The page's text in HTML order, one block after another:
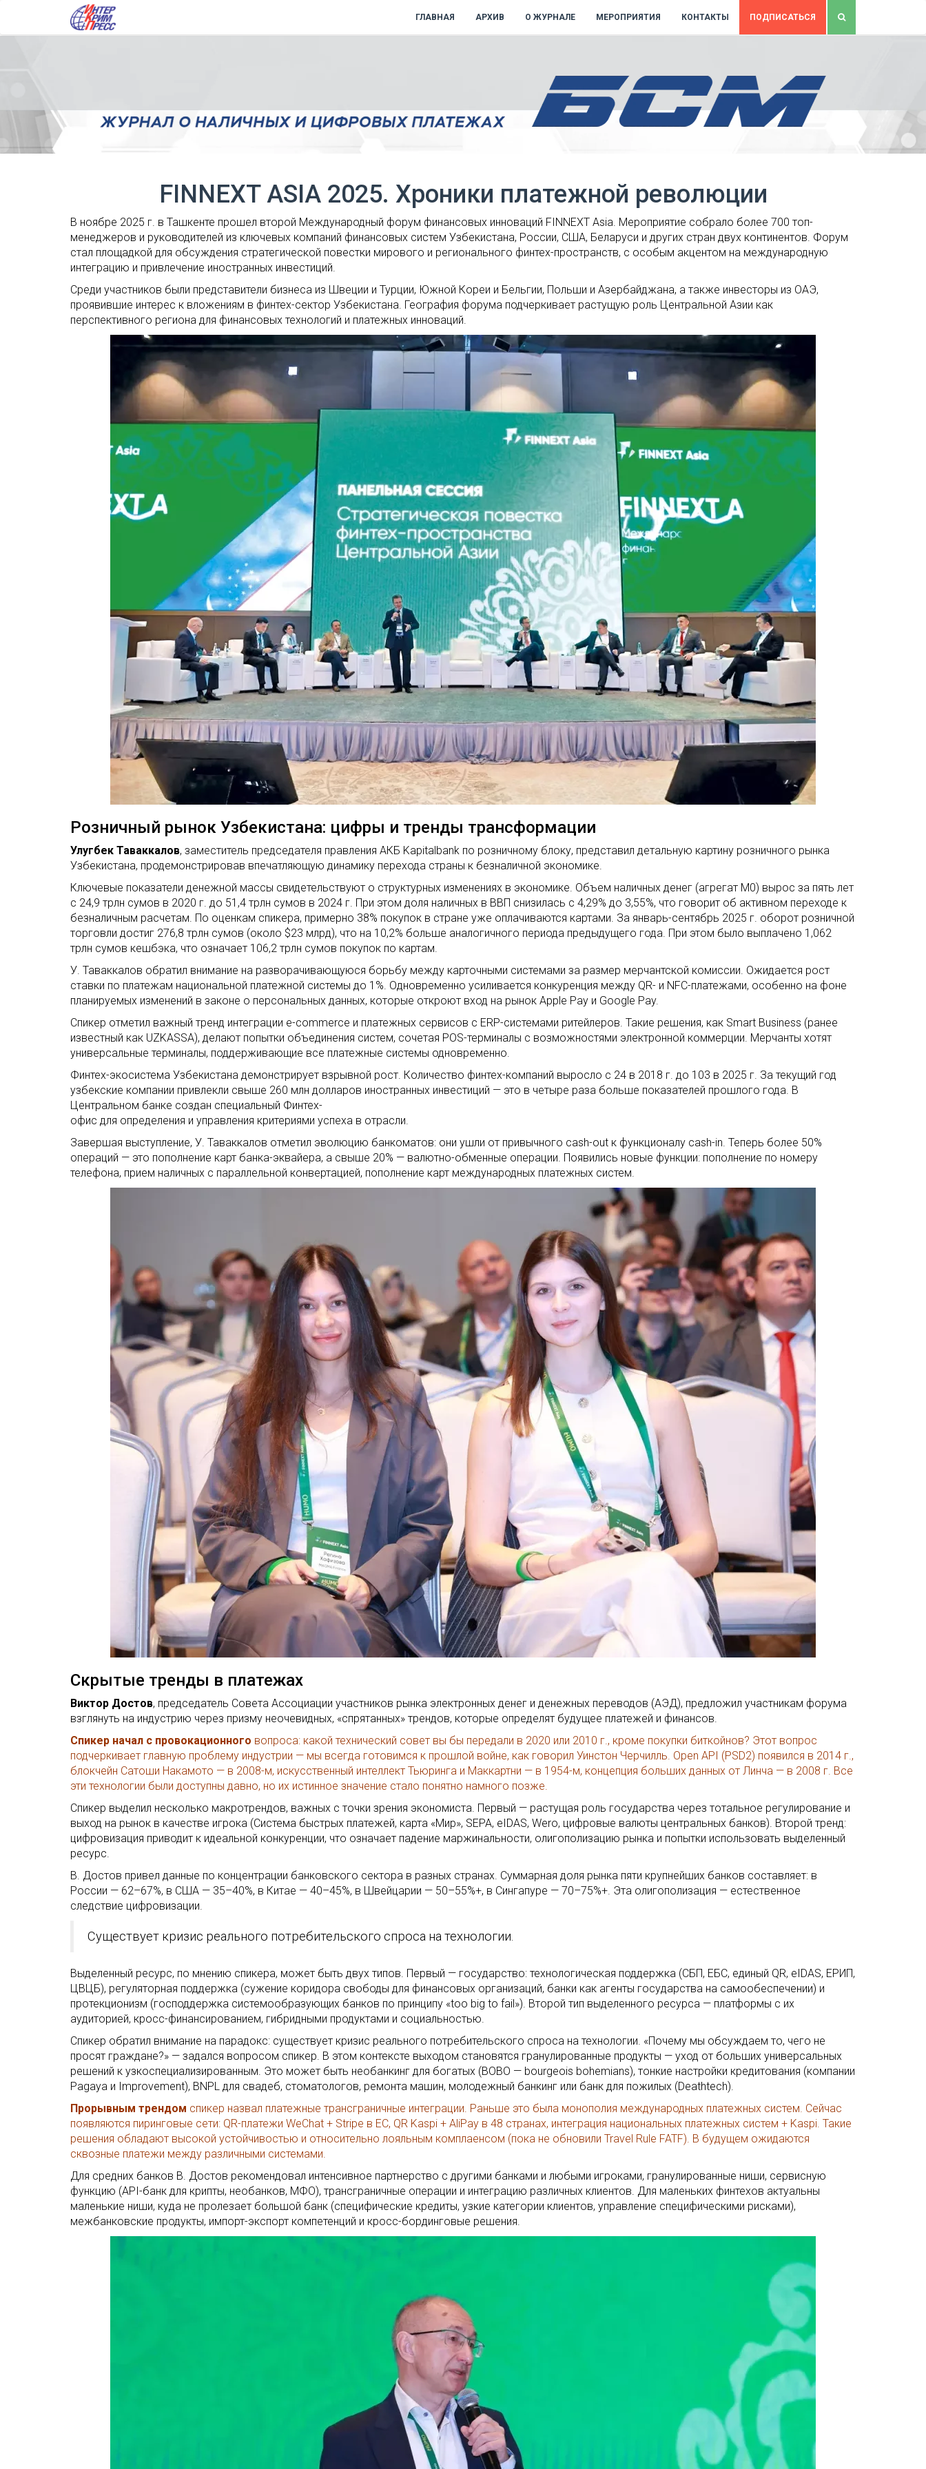
ГЛАВНАЯ АРХИВ О ЖУРНАЛЕ МЕРОПРИЯТИЯ КОНТАКТЫ ПОДПИСАТЬСЯ
FINNEXT ASIA 2025. Хроники платежной революции
В ноябре 2025 г. в Ташкенте прошел второй Международный форум финансовых инноваций FINNEXT Asia. Мероприятие собрало более 700 топ-
менеджеров и руководителей из ключевых компаний финансовых систем Узбекистана, России, США, Беларуси и других стран двух континентов. Форум
стал площадкой для обсуждения стратегической повестки мирового и регионального финтех-пространств, с особым акцентом на международную
интеграцию и привлечение иностранных инвестиций.
Cреди участников были представители бизнеса из Швеции и Турции, Южной Кореи и Бельгии, Польши и Азербайджана, а также инвесторы из ОАЭ,
проявившие интерес к вложениям в финтех-сектор Узбекистана. География форума подчеркивает растущую роль Центральной Азии как
перспективного региона для финансовых технологий и платежных инноваций.
Розничный рынок Узбекистана: цифры и тренды трансформации
Улугбек Таваккалов, заместитель председателя правления АКБ Kapitalbank по розничному блоку, представил детальную картину розничного рынка
Узбекистана, продемонстрировав впечатляющую динамику перехода страны к безналичной экономике.
Ключевые показатели денежной массы свидетельствуют о структурных изменениях в экономике. Объем наличных денег (агрегат М0) вырос за пять лет
с 24,9 трлн сумов в 2020 г. до 51,4 трлн сумов в 2024 г. При этом доля наличных в ВВП снизилась с 4,29% до 3,55%, что говорит об активном переходе к
безналичным расчетам. По оценкам спикера, примерно 38% покупок в стране уже оплачиваются картами. За январь-сентябрь 2025 г. оборот розничной
торговли достиг 276,8 трлн сумов (около $23 млрд), что на 10,2% больше аналогичного периода предыдущего года. При этом было выплачено 1,062
трлн сумов кешбэка, что означает 106,2 трлн сумов покупок по картам.
У. Таваккалов обратил внимание на разворачивающуюся борьбу между карточными системами за размер мерчантской комиссии. Ожидается рост
ставки по платежам национальной платежной системы до 1%. Одновременно усиливается конкуренция между QR- и NFC-платежами, особенно на фоне
планируемых изменений в законе о персональных данных, которые откроют вход на рынок Apple Pay и Google Pay.
Спикер отметил важный тренд интеграции e-commerce и платежных сервисов с ERP-системами ритейлеров. Такие решения, как Smart Business (ранее
известный как UZKASSA), делают попытки объединения систем, сочетая POS-терминалы с возможностями электронной коммерции. Мерчанты хотят
универсальные терминалы, поддерживающие все платежные системы одновременно.
Финтех-экосистема Узбекистана демонстрирует взрывной рост. Количество финтех-компаний выросло с 24 в 2018 г. до 103 в 2025 г. За текущий год
узбекские компании привлекли свыше 260 млн долларов иностранных инвестиций — это в четыре раза больше показателей прошлого года. В
Центральном банке создан специальный Финтех-
офис для определения и управления критериями успеха в отрасли.
Завершая выступление, У. Таваккалов отметил эволюцию банкоматов: они ушли от привычного cash-out к функционалу cash-in. Теперь более 50%
операций — это пополнение карт банка-эквайера, а свыше 20% — валютно-обменные операции. Появились новые функции: пополнение по номеру
телефона, прием наличных с параллельной конвертацией, пополнение карт международных платежных систем.
Скрытые тренды в платежах
Виктор Достов, председатель Совета Ассоциации участников рынка электронных денег и денежных переводов (АЭД), предложил участникам форума
взглянуть на индустрию через призму неочевидных, «спрятанных» трендов, которые определят будущее платежей и финансов.
Спикер начал с провокационного вопроса: какой технический совет вы бы передали в 2020 или 2010 г., кроме покупки биткойнов? Этот вопрос
подчеркивает главную проблему индустрии — мы всегда готовимся к прошлой войне, как говорил Уинстон Черчилль. Open API (PSD2) появился в 2014 г.,
блокчейн Сатоши Накамото — в 2008-м, искусственный интеллект Тьюринга и Маккартни — в 1954-м, концепция больших данных от Линча — в 2008 г. Все
эти технологии были доступны давно, но их истинное значение стало понятно намного позже.
Спикер выделил несколько макротрендов, важных с точки зрения экономиста. Первый — растущая роль государства через тотальное регулирование и
выход на рынок в качестве игрока (Система быстрых платежей, карта «Мир», SEPA, eIDAS, Wero, цифровые валюты центральных банков). Второй тренд:
цифровизация приводит к идеальной конкуренции, что означает падение маржинальности, олигополизацию рынка и попытки использовать выделенный
ресурс.
В. Достов привел данные по концентрации банковского сектора в разных странах. Суммарная доля рынка пяти крупнейших банков составляет: в
России — 62–67%, в США — 35–40%, в Китае — 40–45%, в Швейцарии — 50–55%+, в Сингапуре — 70–75%+. Эта олигополизация — естественное
следствие цифровизации.
Существует кризис реального потребительского спроса на технологии.
Выделенный ресурс, по мнению спикера, может быть двух типов. Первый — государство: технологическая поддержка (СБП, ЕБС, единый QR, eIDAS, ЕРИП,
ЦВЦБ), регуляторная поддержка (сужение коридора свободы для финансовых организаций, банки как агенты государства на самообеспечении) и
протекционизм (господдержка системообразующих банков по принципу «too big to fail»). Второй тип выделенного ресурса — платформы с их
аудиторией, кросс-финансированием, гибридными продуктами и социальностью.
Спикер обратил внимание на парадокс: существует кризис реального потребительского спроса на технологии. «Почему мы обсуждаем то, чего не
просят граждане?» — задался вопросом спикер. В этом контексте выходом становятся гранулированные продукты — уход от больших универсальных
решений к узкоспециализированным. Это может быть необанкинг для богатых (BOBO — bourgeois bohemians), тонкие настройки кредитования (компании
Pagaya и Improvement), BNPL для свадеб, стоматологов, ремонта машин, молодежный банкинг или банк для пожилых (Deathtech).
Прорывным трендом спикер назвал платежные трансграничные интеграции. Раньше это была монополия международных платежных систем. Сейчас
появляются пиринговые сети: QR-платежи WeChat + Stripe в ЕС, QR Kaspi + AliPay в 48 странах, интеграция национальных платежных систем + Kaspi. Такие
решения обладают высокой устойчивостью и относительно лояльным комплаенсом (пока не обновили Travel Rule FATF). В будущем ожидаются
сквозные платежи между различными системами.
Для средних банков В. Достов рекомендовал интенсивное партнерство с другими банками и любыми игроками, гранулированные ниши, сервисную
функцию (API-банк для крипты, необанков, МФО), трансграничные операции и интеграцию различных клиентов. Для маленьких финтехов актуальны
маленькие ниши, куда не пролезает большой банк (специфические кредиты, узкие категории клиентов, управление специфическими рисками),
межбанковские продукты, импорт-экспорт компетенций и кросс-бординговые решения.